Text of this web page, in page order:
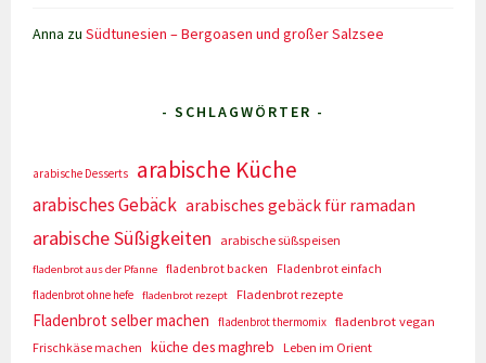
Anna zuSüdtunesien – Bergoasen und großer Salzsee
- SCHLAGWÖRTER -
arabische Desserts arabische Küche
arabisches Gebäck arabisches gebäck für ramadan
arabische Süßigkeiten arabische süßspeisen
fladenbrot aus der Pfanne fladenbrot backen
Fladenbrot einfach
fladenbrot ohne hefe
fladenbrot rezept Fladenbrot rezepte
Fladenbrot selber machen fladenbrot thermomix fladenbrot vegan
Frischkäse machen
küche des maghreb
Leben im Orient